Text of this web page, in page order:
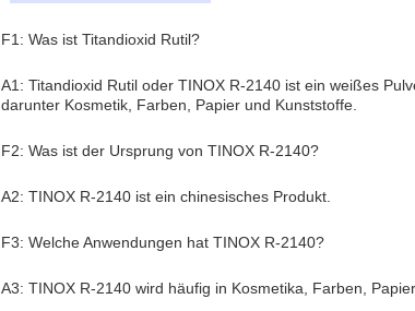
F1: Was ist Titandioxid Rutil?
A1: Titandioxid Rutil oder TINOX R-2140 ist ein weißes
darunter Kosmetik, Farben, Papier und Kunststoffe.
F2: Was ist der Ursprung von TINOX R-2140?
A2: TINOX R-2140 ist ein chinesisches Produkt.
F3: Welche Anwendungen hat TINOX R-2140?
A3: TINOX R-2140 wird häufig in Kosmetika, Farben,